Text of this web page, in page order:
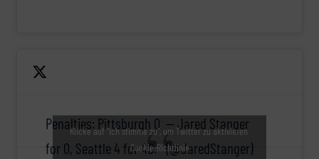
Penalties: Pittsburgh 0
for 0, Seattle 4 for 40.
— Jared Stanger
(@JaredStanger)
Klicke auf "Ich stimme zu", um Twitter zu aktivieren
Cookie-Richtlinie